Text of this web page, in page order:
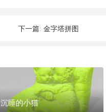
下一篇: 金字塔拼图
沉睡的小猫